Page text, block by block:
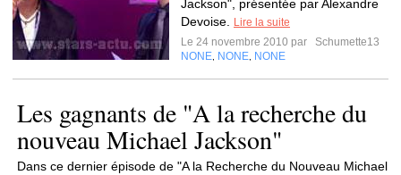
Jackson", présentée par Alexandre
Devoise.
Lire la suite
Le 24 novembre 2010 par
Schumette13
NONE NONE NONE
Les gagnants de "A la recherche du
nouveau Michael Jackson"
Dans ce dernier épisode de "A la Recherche du Nouveau Michael